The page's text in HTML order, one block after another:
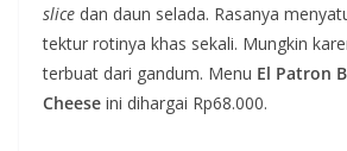
slice dan daun selada. Rasanya
tektur rotinya khas sekali. Mungkin
terbuat dari gandum. Menu El Patron
Cheese ini dihargai Rp68.000.